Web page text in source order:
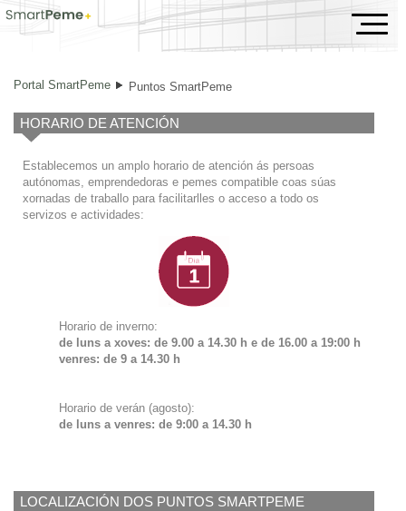
Puntos SmartPeme
Portal SmartPeme Puntos SmartPeme
HORARIO DE ATENCIÓN
Establecemos un amplo horario de atención ás persoas
autónomas, emprendedoras e pemes compatible coas súas
xornadas de traballo para facilitarlles o acceso a todo os
servizos e actividades:
Horario de inverno:
de luns a xoves: de 9.00 a 14.30 h e de 16.00 a 19:00 h
venres: de 9 a 14.30 h
Horario de verán (agosto):
de luns a venres: de 9:00 a 14.30 h
LOCALIZACIÓN DOS PUNTOS SMARTPEME